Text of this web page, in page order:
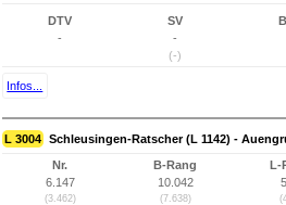
DTV
-
SV
-
(-)
Infos...
L 3004 Schleusingen-Ratscher (L 1142) -
Nr.
6.147
(3.462)
B-Rang
10.042
(7.638)
L-